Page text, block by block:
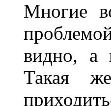
Многие
видно, а
Такая